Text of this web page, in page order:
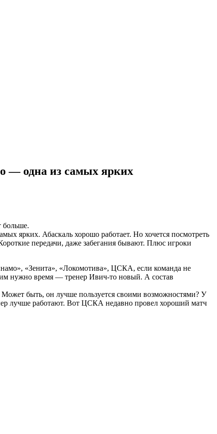
— одна из самых ярких
больше.
ярких. Абаскаль хорошо работает. Но хочется посмотреть
передачи, даже забегания бывают. Плюс игроки
«Зенита», «Локомотива», ЦСКА, если команда не
нужно время — тренер Ивич-то новый. А состав
быть, он лучше пользуется своими возможностями? У
лучше работают. Вот ЦСКА недавно провел хороший матч